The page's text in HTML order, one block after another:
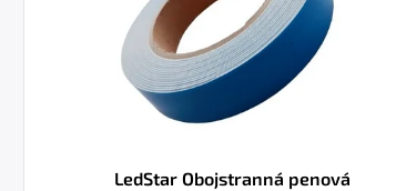
LedStar Obojstranná penová